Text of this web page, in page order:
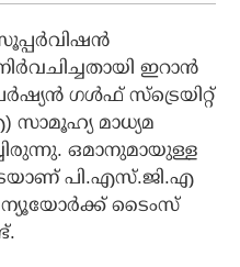
ഇറാന്‍
ഗള്‍ഫ് സ്‌ട്രെയിറ്റ്
സാമൂഹ്യ മാധ്യമ
ഒമാനുമായുള്ള
പി.എസ്.ജി.എ
ന്യൂയോര്‍ക്ക് ടൈംസ്